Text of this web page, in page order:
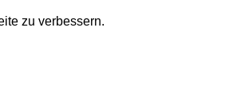
zu verbessern.